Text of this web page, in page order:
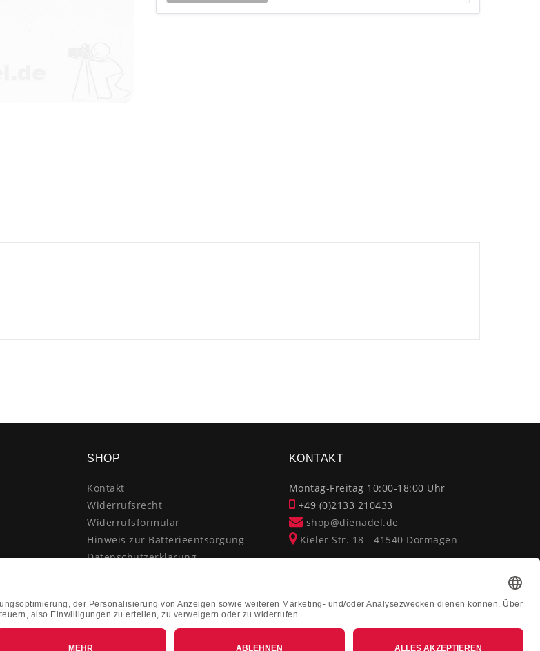
SHOP
Kontakt
Widerrufsrecht
Widerrufsformular
Hinweis zur Batterieentsorgung
Datenschutzerklärung
Vertrag widerrufen
KONTAKT
Montag-Freitag 10:00-18:00 Uhr
+49 (0)2133 210433
shop@dienadel.de
Kieler Str. 18 - 41540 Dormagen